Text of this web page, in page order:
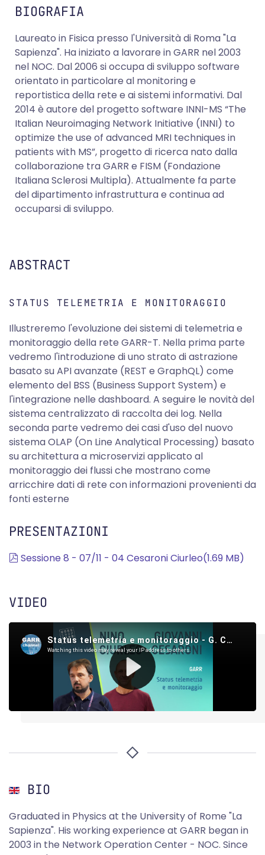
BIOGRAFIA
Laureato in Fisica presso l'Università di Roma "La
Sapienza". Ha iniziato a lavorare in GARR nel 2003
nel NOC. Dal 2006 si occupa di sviluppo software
orientato in particolare al monitoring e
reportistica della rete e ai sistemi informativi. Dal
2014 è autore del progetto software INNI-MS “The
Italian Neuroimaging Network Initiative (INNI) to
optimize the use of advanced MRI techniques in
patients with MS”, progetto di ricerca nato dalla
collaborazione tra GARR e FISM (Fondazione
Italiana Sclerosi Multipla). Attualmente fa parte
del dipartimento infrastruttura e continua ad
occuparsi di sviluppo.
ABSTRACT
STATUS TELEMETRIA E MONITORAGGIO
Illustreremo l'evoluzione dei sistemi di telemetria e
monitoraggio della rete GARR-T. Nella prima parte
vedremo l'introduzione di uno strato di astrazione
basato su API avanzate (REST e GraphQL) come
elemento del BSS (Business Support System) e
l'integrazione nelle dashboard. A seguire le novità del
sistema centralizzato di raccolta dei log. Nella
seconda parte vedremo dei casi d'uso del nuovo
sistema OLAP (On Line Analytical Processing) basato
su architettura a microservizi applicato al
monitoraggio dei flussi che mostrano come
arricchire dati di rete con informazioni provenienti da
fonti esterne
PRESENTAZIONI
pdf
Sessione 8 - 07/11 - 04 Cesaroni Ciurleo(1.69 MB)
VIDEO
BIO
Graduated in Physics at the University of Rome "La
Sapienza". His working experience at GARR began in
2003 in the Network Operation Center - NOC. Since